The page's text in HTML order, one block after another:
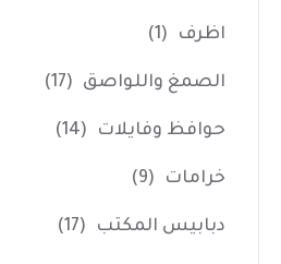
اظرف (1)
الصمغ واللواصق (17)
حوافظ وفايلات (14)
خرامات (9)
دبابيس المكتب (17)